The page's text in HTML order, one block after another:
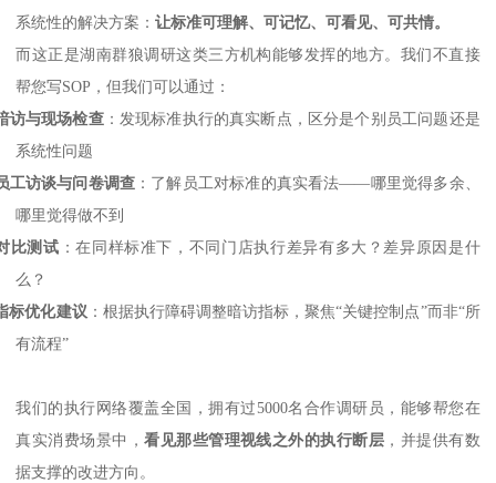
系统性的解决方案：让标准可理解、可记忆、可看见、可共情。
而这正是湖南群狼调研这类三方机构能够发挥的地方。我们不直接
帮您写SOP，但我们可以通过：
访与现场检查：发现标准执行的真实断点，区分是个别员工问题还是
系统性问题
工访谈与问卷调查 ：了解员工对标准的真实看法——哪里觉得多余、
哪里觉得做不到
比测试 ：在同样标准下，不同门店执行差异有多大？差异原因是什
么？
标优化建议 ：根据执行障碍调整暗访指标，聚焦“关键控制点”而非“所
有流程”
我们的执行网络覆盖全国，拥有过5000名合作调研员，能够帮您在
真实消费场景中，看见那些管理视线之外的执行断层 ，并提供有数
据支撑的改进方向。